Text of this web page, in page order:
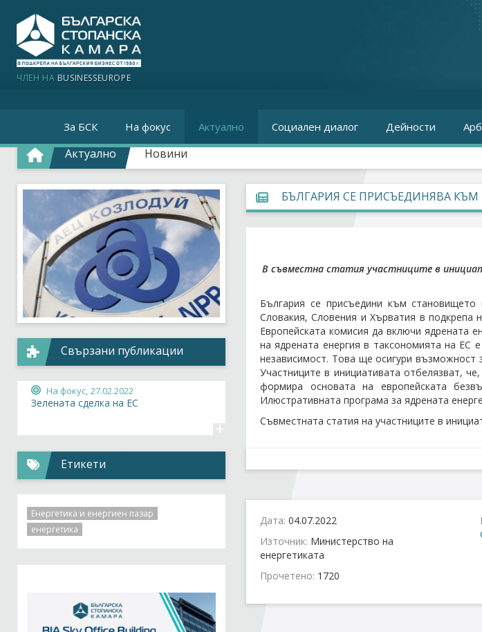
ЧЛЕН НА BUSINESSEUROPE
За БСК На фокус Актуално Социален диалог Дейности
Актуално Новини
БЪЛГАРИЯ СЕ ПРИСЪЕДИНЯВА
В съвместна статия участниците в
България се присъедини към
Словакия, Словения и Хърватия в подкрепа
Европейската комисия да включи ядрената
на ядрената енергия в таксономията на ЕС
независимост. Това ще осигури възможност
Участниците в инициативата отбелязват,
формира основата на европейската
Илюстративната програма за ядрената
Съвместната статия на участниците в
Дата: 04.07.2022
Източник: Министерство на
енергетиката
Прочетено: 1720
Свързани публикации
На фокус, 27.02.2022
Зелената сделка на ЕС
+
Етикети
Енергетика и енергиен пазар
енергетика